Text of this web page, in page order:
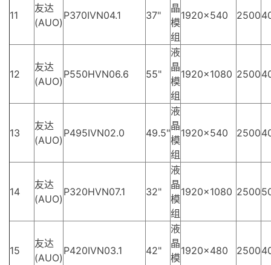
11
友达
(AUO)
P370IVN04.1 37"
晶
模
组
1920×540 2500
12
友达
(AUO)
P550HVN06.6 55"
液
晶
模
组
1920×1080 2500
13
友达
(AUO)
P495IVN02.0 49.5"
液
晶
模
组
1920×540 2500
14
友达
(AUO)
P320HVN07.1 32"
液
晶
模
组
1920×1080 2500
15
友达
(AUO)
P420IVN03.1 42"
液
晶
模
1920×480 2500